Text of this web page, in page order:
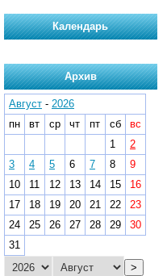
Календарь
Архив
Август - 2026
пн
вт ср чт пт сб
вс
1
2
3
4 5 6 7 8
9
10
11 12 13 14 15
16
17
18 19 20 21 22
23
24
25 26 27 28 29
30
31
>